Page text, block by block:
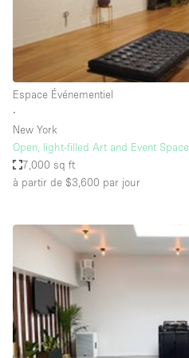
Espace Epuré / Minimaliste
Exposition Véhicules
Internet
Jardin
Licence Alcool
Lumière du Jour
Mobilier
Plusieurs Pièces
Portants
Presentoir Vitrine
Rooftop / Terrasse
Réserve
Espace Événementiel
∙
New York
Open, light-filled Art and Event Space
7,000 sq ft
à partir de $3,600 par jour